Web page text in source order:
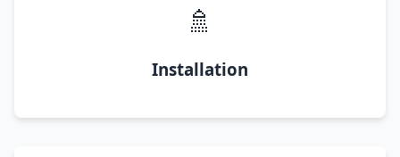
🚿
Installation